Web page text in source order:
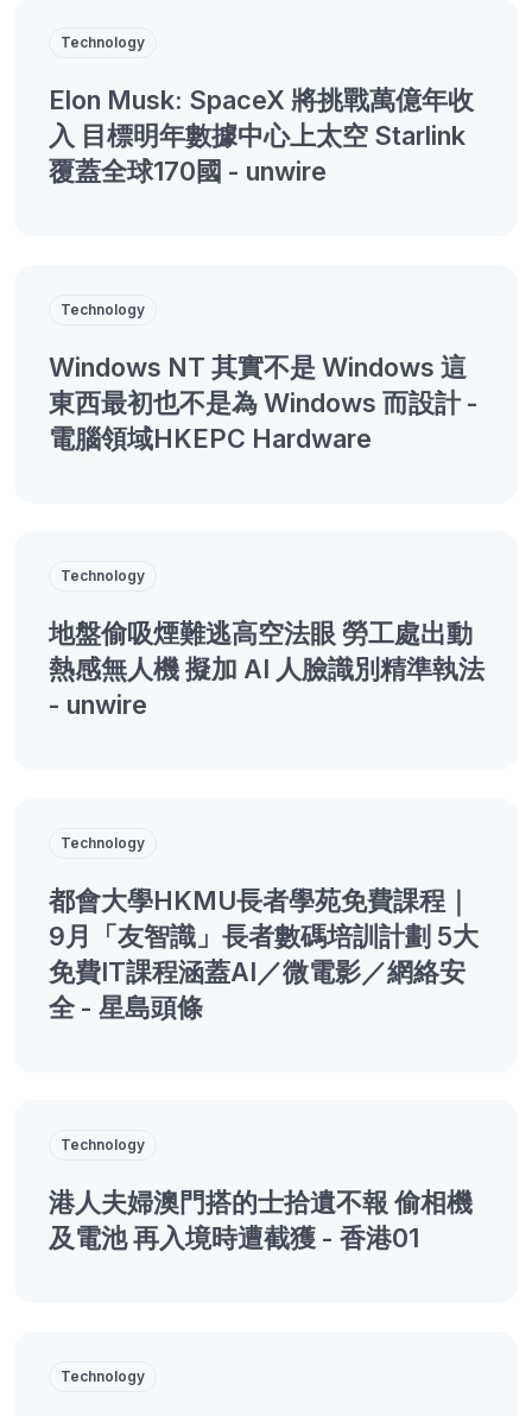
Technology
Elon Musk: SpaceX 將挑戰萬億年收
入 目標明年數據中心上太空 Starlink
覆蓋全球170國 - unwire
Technology
Windows NT 其實不是 Windows 這
東西最初也不是為 Windows 而設計 -
電腦領域HKEPC Hardware
Technology
地盤偷吸煙難逃高空法眼 勞工處出動
熱感無人機 擬加 AI 人臉識別精準執法
- unwire
Technology
都會大學HKMU長者學苑免費課程｜
9月「友智識」長者數碼培訓計劃 5大
免費IT課程涵蓋AI／微電影／網絡安
全 - 星島頭條
Technology
港人夫婦澳門搭的士拾遺不報 偷相機
及電池 再入境時遭截獲 - 香港01
Technology